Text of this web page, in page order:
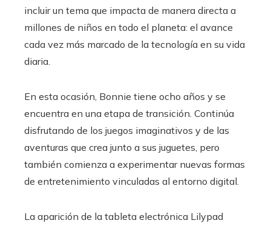
incluir un tema que impacta de manera directa a
millones de niños en todo el planeta: el avance
cada vez más marcado de la tecnología en su vida
diaria.
En esta ocasión, Bonnie tiene ocho años y se
encuentra en una etapa de transición. Continúa
disfrutando de los juegos imaginativos y de las
aventuras que crea junto a sus juguetes, pero
también comienza a experimentar nuevas formas
de entretenimiento vinculadas al entorno digital.
La aparición de la tableta electrónica Lilypad